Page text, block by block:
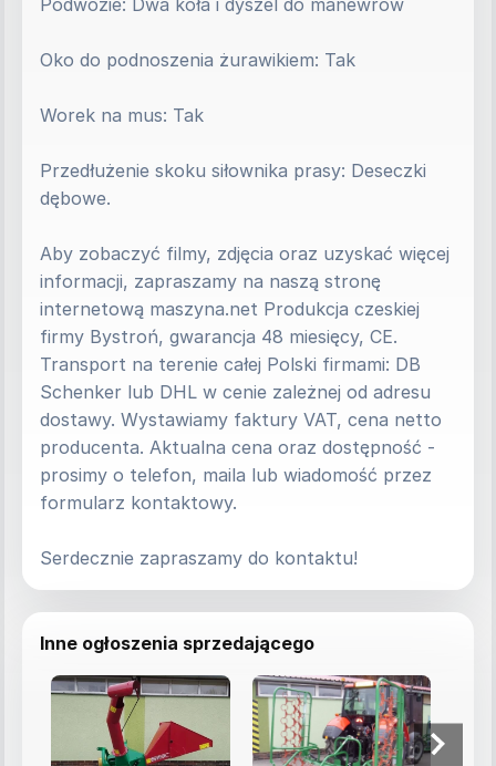
Oko do podnoszenia żurawikiem: Tak
Worek na mus: Tak
Przedłużenie skoku siłownika prasy: Deseczki
dębowe.
Aby zobaczyć filmy, zdjęcia oraz uzyskać więcej
informacji, zapraszamy na naszą stronę
internetową maszyna.net Produkcja czeskiej
firmy Bystroń, gwarancja 48 miesięcy, CE.
Transport na terenie całej Polski firmami: DB
Schenker lub DHL w cenie zależnej od adresu
dostawy. Wystawiamy faktury VAT, cena netto
producenta. Aktualna cena oraz dostępność -
prosimy o telefon, maila lub wiadomość przez
formularz kontaktowy.
Serdecznie zapraszamy do kontaktu!
Inne ogłoszenia sprzedającego